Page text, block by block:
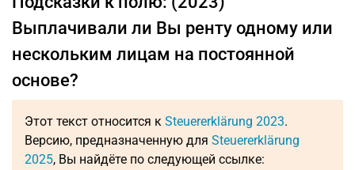
Выплачивали ли Вы ренту одному или
нескольким лицам на постоянной
основе?
Этот текст относится к Steuererklärung 2023.
Версию, предназначенную для Steuererklärung
2025, Вы найдёте по следующей ссылке: